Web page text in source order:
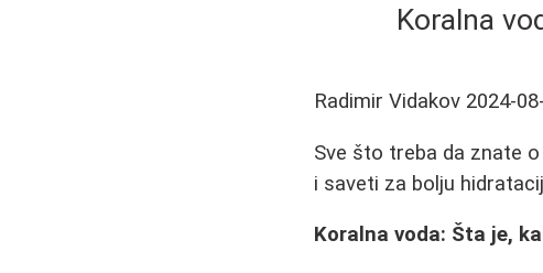
Koralna
Radimir Vidakov 2024-
Sve što treba da znate
i saveti za bolju
Koralna voda: Šta je,